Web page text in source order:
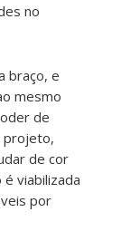
no
braço, e
mesmo
de
projeto,
de cor
viabilizada
por